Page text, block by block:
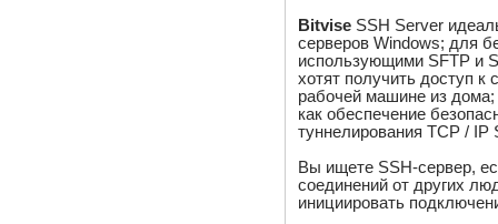
Bitvise SSH Server
серверов Windows; для
использующими SFTP и
хотят получить доступ
рабочей машине из
как обеспечение
туннелирования TCP / IP
Вы ищете SSH-сервер,
соединений от других
инициировать